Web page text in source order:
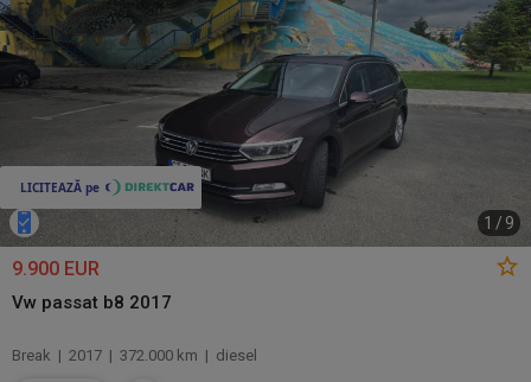
1 / 9
9.900 EUR
Vw passat b8 2017
Break | 2017 | 372.000 km | diesel